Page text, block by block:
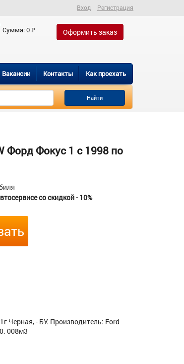
Вход Регистрация
Сумма:0₽ Оформить заказ
Вакансии Контакты Как проехать
Найти
Форд Фокус 1 с 1998 по
со скидкой - 10%
Черная, - БУ. Производитель: Ford
008м3